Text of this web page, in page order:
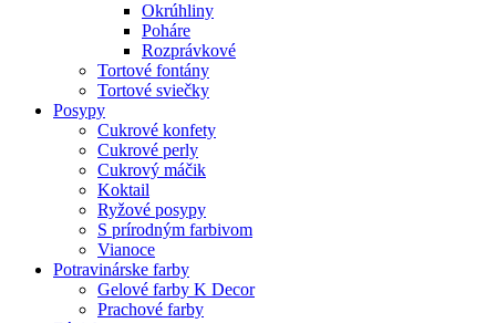
Okrúhliny
Poháre
Rozprávkové
Tortové fontány
Tortové sviečky
Posypy
Cukrové konfety
Cukrové perly
Cukrový máčik
Koktail
Ryžové posypy
S prírodným farbivom
Vianoce
Potravinárske farby
Gelové farby K Decor
Prachové farby